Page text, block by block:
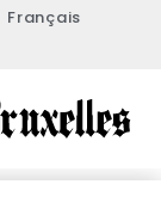
Français